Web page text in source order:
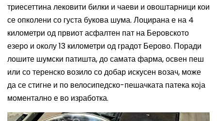
триесеттина лековити билки и чаеви и овоштарници кои
се опколени со густа букова шума. Лоцирана е на 4
километри од првиот асфалтен пат на Беровското
езеро и околу 13 километри од градот Берово. Поради
лошите шумски патишта, досамата фарма,освен пеш
или со теренско возило со добар искусен возач, може
да се стигне и по велосипедско-пешачката патека која
моментално е во изработка.